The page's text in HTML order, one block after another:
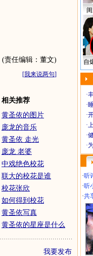
(责任编辑：董文)
[我来说两句]
相关推荐
黄圣依的图片
庞龙的音乐
黄圣依 走光
庞龙 老婆
中戏绝色校花
联大的校花是谁
校花张欣
如何得到校花
黄圣依写真
黄圣依的星座是什么
我要发布
自
·
·
·
·
·
·
·听
·听
·共